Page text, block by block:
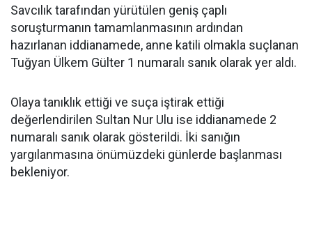
Savcılık tarafından yürütülen geniş çaplı
soruşturmanın tamamlanmasının ardından
hazırlanan iddianamede, anne katili olmakla suçlanan
Tuğyan Ülkem Gülter 1 numaralı sanık olarak yer aldı.
Olaya tanıklık ettiği ve suça iştirak ettiği
değerlendirilen Sultan Nur Ulu ise iddianamede 2
numaralı sanık olarak gösterildi. İki sanığın
yargılanmasına önümüzdeki günlerde başlanması
bekleniyor.